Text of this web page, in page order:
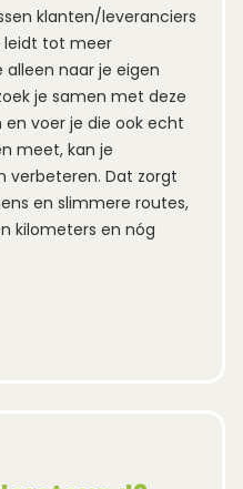
klanten/leveranciers
tot meer
naar je eigen
je samen met deze
voer je die ook echt
meet, kan je
verbeteren. Dat zorgt
en slimmere routes,
kilometers en nóg